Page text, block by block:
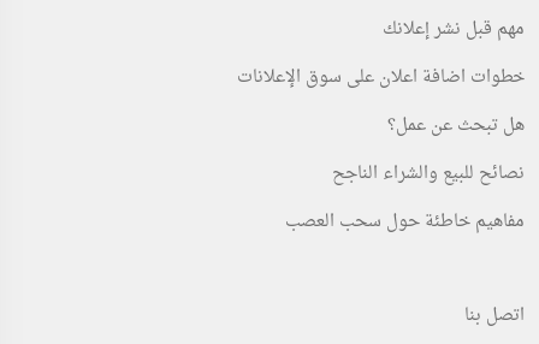
مهم قبل نشر إعلانك
خطوات اضافة اعلان على سوق الإعلانات
هل تبحث عن عمل؟
نصائح للبيع والشراء الناجح
مفاهيم خاطئة حول سحب العصب
اتصل بنا